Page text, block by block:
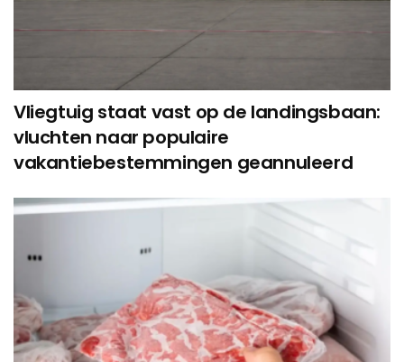
Vliegtuig staat vast op de landingsbaan:
vluchten naar populaire
vakantiebestemmingen geannuleerd